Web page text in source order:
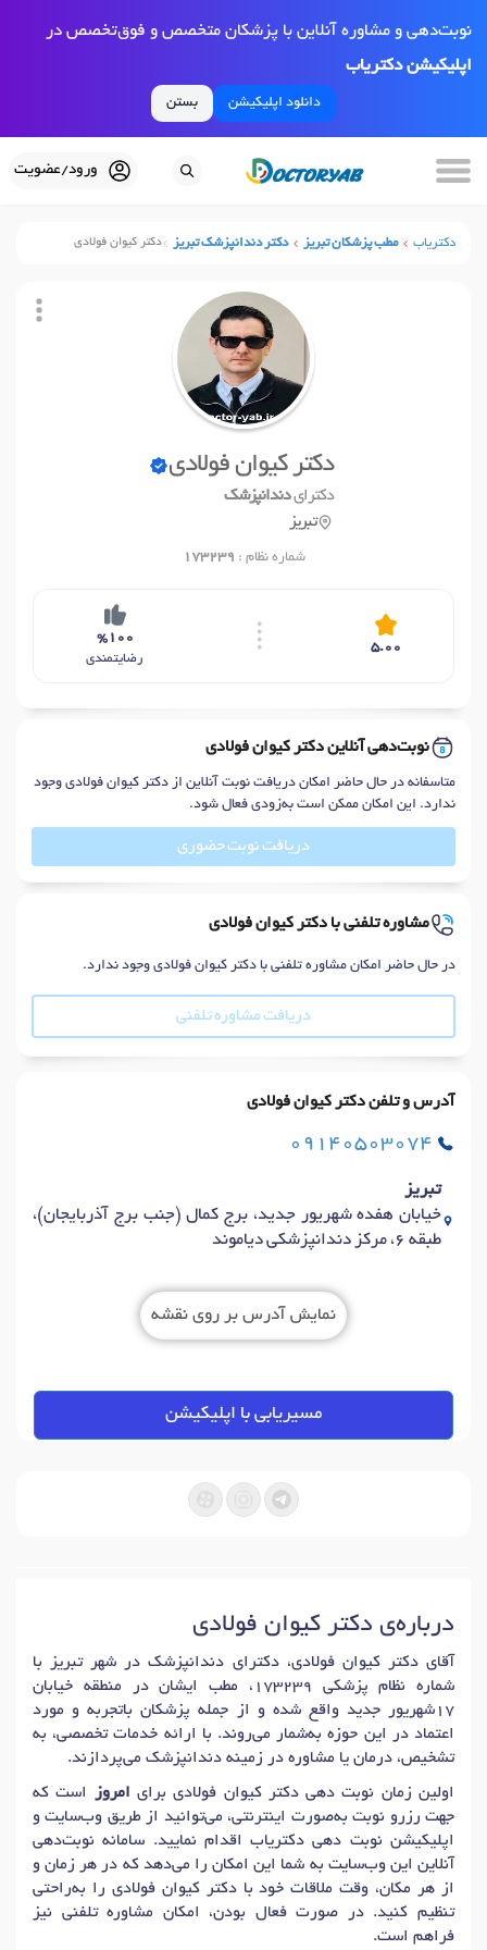
نوبت‌دهی و مشاوره آنلاین با پزشکان متخصص و فوق‌تخصص در
اپلیکیشن دکتریاب
دانلود اپلیکیشن بستن
ورود/عضویت
دکتریاب مطب پزشکان تبریز دکتر دندانپزشک تبریز دکتر کیوان فولادی
دکتر کیوان فولادی
دکترایدندانپزشک
تبریز
شماره نظام : 173239
5.00
%100
رضایتمندی
نوبت‌دهی آنلاین دکتر کیوان فولادی
متاسفانه در حال حاضر امکان دریافت نوبت آنلاین از دکتر کیوان فولادی وجود
ندارد. این امکان ممکن است به‌زودی فعال شود.
دریافت نوبت حضوری
مشاوره تلفنی با دکتر کیوان فولادی
در حال حاضر امکان مشاوره تلفنی با دکتر کیوان فولادی وجود ندارد.
دریافت مشاوره تلفنی
آدرس و تلفن دکتر کیوان فولادی
09140503074
تبریز
خیابان هفده شهریور جدید، برج کمال (جنب برج آذربایجان)،
طبقه 6، مرکز دندانپزشکی دیاموند
نمایش آدرس بر روی نقشه
مسیریابی با اپلیکیشن
درباره‌ی دکتر کیوان فولادی
آقای دکتر کیوان فولادی، دکترای دندانپزشک در شهر تبریز با
شماره نظام پزشکی 173239، مطب ایشان در منطقه خیابان
17شهریور جدید واقع شده و از جمله پزشکان باتجربه و مورد
اعتماد در این حوزه به‌شمار می‌روند. با ارائه خدمات تخصصی، به
تشخیص، درمان یا مشاوره در زمینه دندانپزشک می‌پردازند.
اولین زمان نوبت دهی دکتر کیوان فولادی برای امروز
است که
جهت رزرو نوبت به‌صورت اینترنتی، می‌توانید از طریق وب‌سایت و
اپلیکیشن نوبت دهی دکتریاب اقدام نمایید. سامانه نوبت‌دهی
آنلاین این وب‌سایت به شما این امکان را می‌دهد که در هر زمان و
از هر مکان، وقت ملاقات خود با دکتر کیوان فولادی را به‌راحتی
تنظیم کنید. در صورت فعال بودن، امکان مشاوره تلفنی نیز
فراهم است.